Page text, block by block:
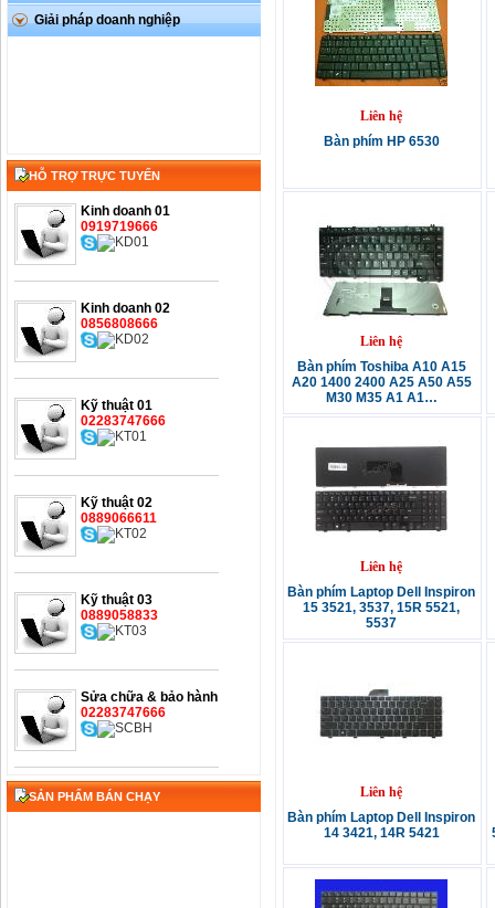
Giải pháp doanh nghiệp
HỖ TRỢ TRỰC TUYẾN
Kinh doanh 01
0919719666
Kinh doanh 02
0856808666
Kỹ thuật 01
02283747666
Kỹ thuật 02
0889066611
Kỹ thuật 03
0889058833
Sửa chữa & bảo hành
02283747666
SẢN PHẨM BÁN CHẠY
Liên hệ
Bàn phím HP 6530
Liên hệ
Bàn phím Toshiba A10 A15
A20 1400 2400 A25 A50 A55
M30 M35 A1 A1…
Liên hệ
Bàn phím Laptop Dell Inspiron
15 3521, 3537, 15R 5521,
5537
Liên hệ
Bàn phím Laptop Dell Inspiron
14 3421, 14R 5421